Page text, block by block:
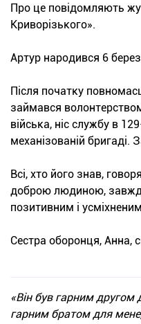
Про це повідомляють
Криворізького».
Артур народився 6
Після початку
займався
війська, ніс службу в
механізованій бригаді.
Всі, хто його знав,
доброю людиною,
позитивним і
Сестра оборонця, Анна,
«Він був гарним другом
гарним братом для